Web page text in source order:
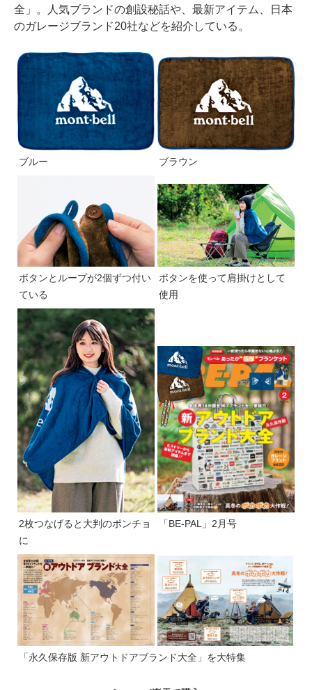
全」。人気ブランドの創設秘話や、最新アイテム、日本
のガレージブランド20社などを紹介している。
ブルー ブラウン
ボタンとループが2個ずつ付い
ている
ボタンを使って肩掛けとして
使用
2枚つなげると大判のポンチョ
に
「BE-PAL」2月号
「永久保存版 新アウトドアブランド大全」を大特集